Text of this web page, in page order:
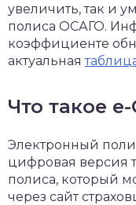
увеличить, так и
полиса ОСАГО.
коэффициенте
актуальная
Что такое
Электронный
цифровая версия
полиса, который
через сайт